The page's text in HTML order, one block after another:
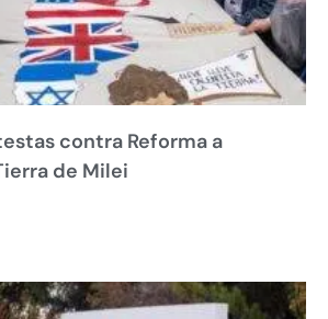
contra Reforma a
de Milei